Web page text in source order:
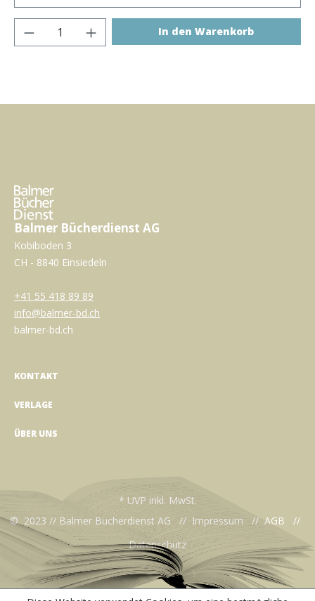
Produkt Anzahl: Gib den gewünschten
In den Warenkorb
Balmer Bücherdienst AG
Kobiboden 3
CH - 8840 Einsiedeln
+41 55 418 89 89
info@balmer-bd.ch
balmer-bd.ch
KONTAKT
VERLAGE
ÜBER UNS
* UVP inkl. MwSt.
© 2023 // Balmer Bücherdienst AG // Impressum // AGB //
Datenschutz